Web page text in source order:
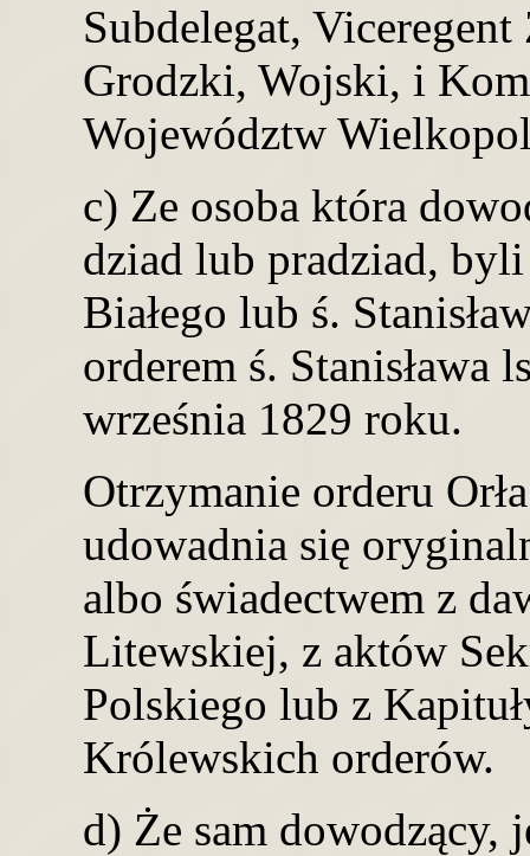
Subdelegat,
Grodzki, Wojski, i
Województw
c) Ze osoba która
dziad lub pradziad,
Białego lub ś.
orderem ś. Stanisława
września 1829 roku.
Otrzymanie orderu
udowadnia się
albo świadectwem z
Litewskiej, z aktów
Polskiego lub z
Królewskich orderów.
d) Że sam dowodzący,